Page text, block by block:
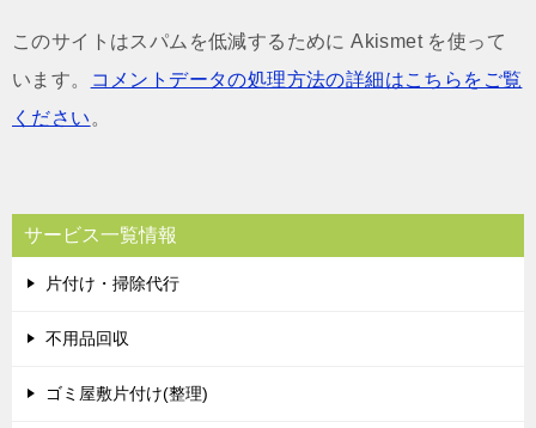
このサイトはスパムを低減するために Akismet を使って
います。
コメントデータの処理方法の詳細はこちらをご覧
ください 。
サービス一覧情報
片付け・掃除代行
不用品回収
ゴミ屋敷片付け(整理)